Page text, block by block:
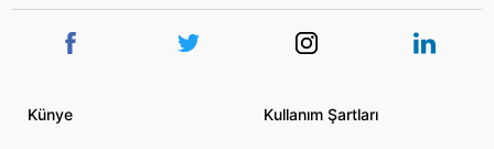
Künye Kullanım Şartları